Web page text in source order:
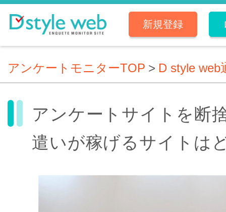
新規登録
アンケートモニターTOP > D style web
アンケートサイトを断
遣いが稼げるサイトは